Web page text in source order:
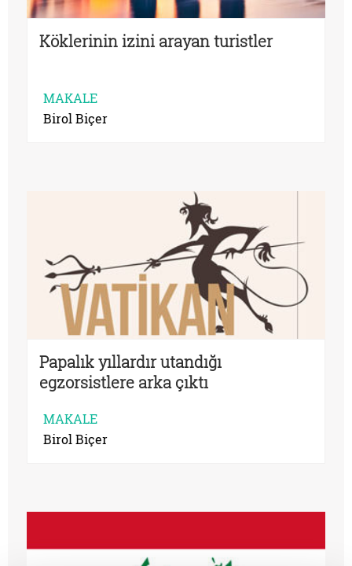
Köklerinin izini arayan turistler
MAKALE
Birol Biçer
Papalık yıllardır utandığı
egzorsistlere arka çıktı
MAKALE
Birol Biçer